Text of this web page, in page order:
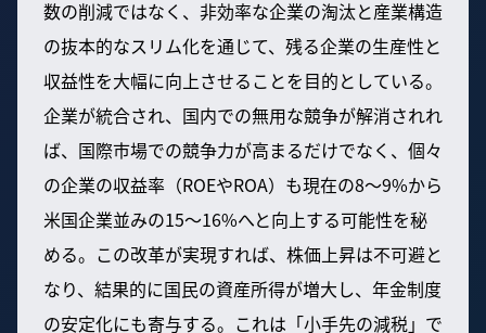
数の削減ではなく、非効率な企業の淘汰と産業構造
の抜本的なスリム化を通じて、残る企業の生産性と
収益性を大幅に向上させることを目的としている。
企業が統合され、国内での無用な競争が解消されれ
ば、国際市場での競争力が高まるだけでなく、個々
の企業の収益率（ROEやROA）も現在の8〜9%から
米国企業並みの15〜16%へと向上する可能性を秘
める。この改革が実現すれば、株価上昇は不可避と
なり、結果的に国民の資産所得が増大し、年金制度
の安定化にも寄与する。これは「小手先の減税」で